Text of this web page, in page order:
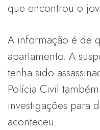
que encontrou o
A informação é de
apartamento. A
tenha sido
Polícia Civil
investigações para
aconteceu.